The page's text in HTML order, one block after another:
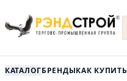
КАТАЛОГБРЕНДЫКАК КУПИТЬ